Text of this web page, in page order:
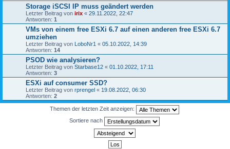
Storage iSCSI IP muss geändert werden
Letzter Beitrag von irix « 29.11.2022, 22:47
Antworten: 1
VMs von einem free ESXi 6.7 auf einen anderen free ESXi 6.7
umziehen
Letzter Beitrag von LoboNr1 « 05.10.2022, 14:39
Antworten: 14
PSOD wie analysieren?
Letzter Beitrag von Starbase12 « 01.10.2022, 17:11
Antworten: 3
ESXi auf consumer SSD?
Letzter Beitrag von rprengel « 19.08.2022, 06:30
Antworten: 2
Themen der letzten Zeit anzeigen:
Sortiere nach